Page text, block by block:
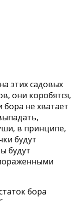
этих садовых
они коробятся,
не хватает
в принципе,
будут
будут
бора